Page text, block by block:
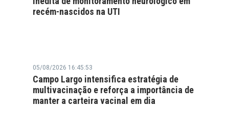
recém-nascidos na UTI
05/08/2026 16:45:53
Campo Largo intensifica estratégia de
multivacinação e reforça a importância de
manter a carteira vacinal em dia